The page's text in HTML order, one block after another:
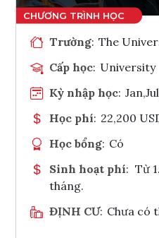
Trường: The
Cấp học: University
Kỳ nhập học:
Học phí: 22,200
Học bổng: Có
Sinh hoạt phí: Từ
tháng.
ĐỊNH CƯ: Chưa có